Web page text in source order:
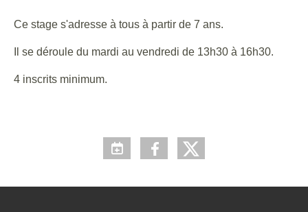
Ce stage s'adresse à tous à partir de 7 ans.
Il se déroule du mardi au vendredi de 13h30 à 16h30.
4 inscrits minimum.